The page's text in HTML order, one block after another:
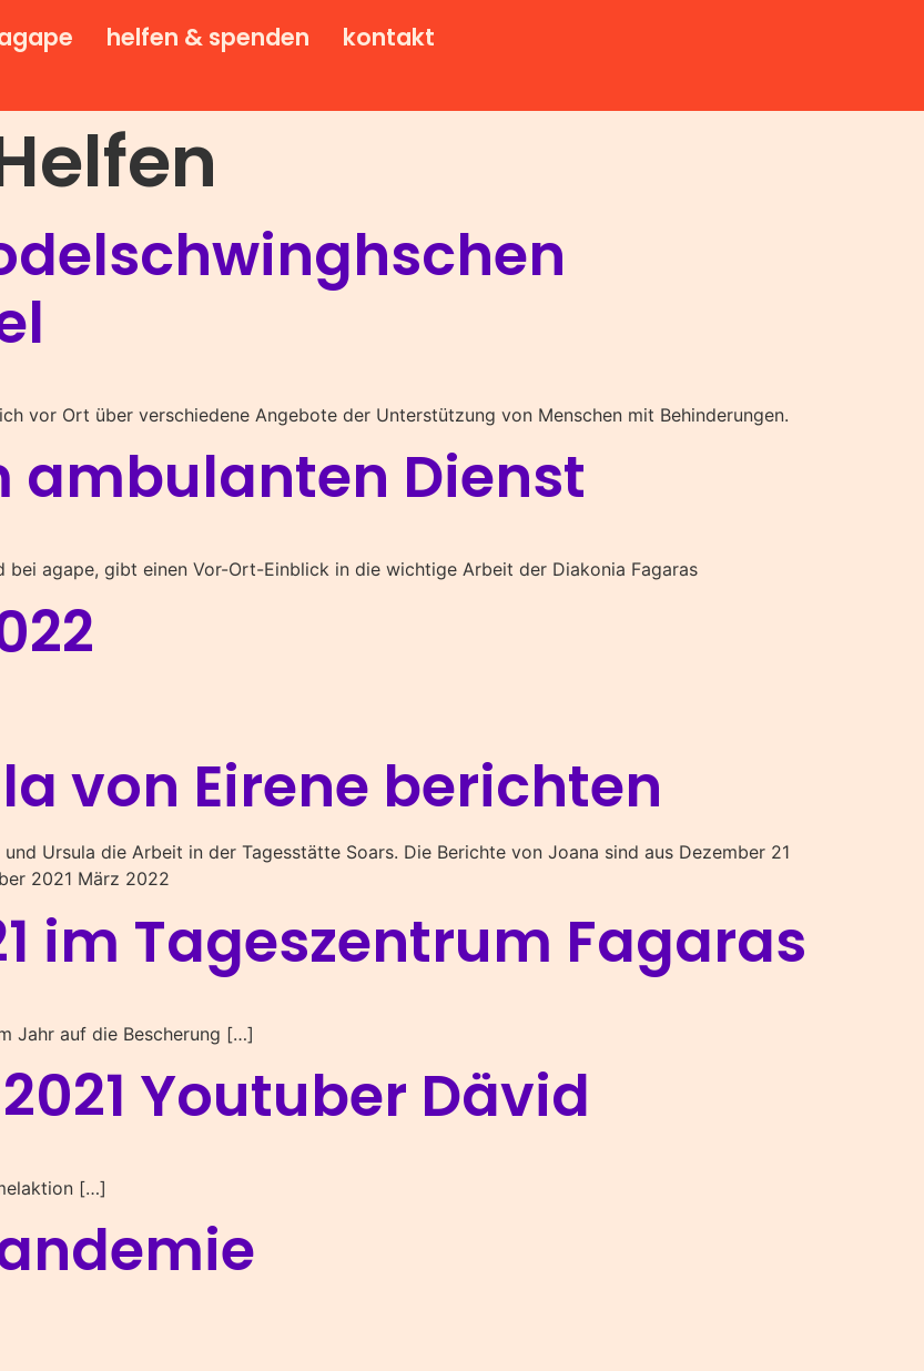
helfen & spenden kontakt
vor Ort über verschiedene Angebote der Unterstützung von Menschen mit Behinderungen.
ambulanten Dienst
agape, gibt einen Vor-Ort-Einblick in die wichtige Arbeit der Diakonia Fagaras
von Eirene berichten
Ursula die Arbeit in der Tagesstätte Soars. Die Berichte von Joana sind aus Dezember 21
2021 März 2022
im Tageszentrum Fagaras
Jahr auf die Bescherung […]
Youtuber Dävid
[…]